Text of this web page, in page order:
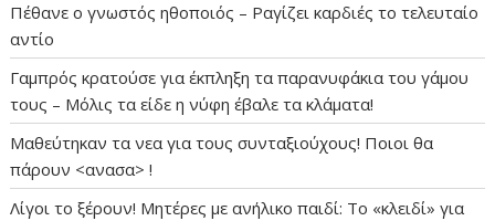
Πέθανε ο γνωστός ηθοποιός – Ραγίζει καρδιές το τελευταίο
αντίο
Γαμπρός κρατούσε για έκπληξη τα παρανυφάκια του γάμου
τους – Μόλις τα είδε η νύφη έβαλε τα κλάματα!
Μαθεύτηκαν τα νεα για τους συνταξιούχους! Ποιοι θα
πάρουν <ανασα> !
Λίγοι το ξέρουν! Μητέρες με ανήλικο παιδί: Το «κλειδί» για